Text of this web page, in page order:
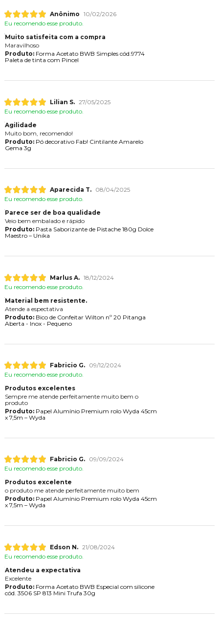
Anônimo 10/02/2026
Eu recomendo esse produto.
Muito satisfeita com a compra
Maravilhoso
Produto:Forma Acetato BWB Simples cód.9774
Paleta de tinta com Pincel
Lilian S. 27/05/2025
Eu recomendo esse produto.
Agilidade
Muito bom, recomendo!
Produto:Pó decorativo Fab! Cintilante Amarelo
Gema 3g
Aparecida T.
08/04/2025
Eu recomendo esse produto.
Parece ser de boa qualidade
Veio bem embalado e rápido
Produto:Pasta Saborizante de Pistache 180g Dolce
Maestro – Unika
Marlus A. 18/12/2024
Eu recomendo esse produto.
Material bem resistente.
Atende a espectativa
Produto:Bico de Confeitar Wilton nº 20 Pitanga
Aberta - Inox - Pequeno
Fabricio G.
09/12/2024
Eu recomendo esse produto.
Produtos excelentes
Sempre me atende perfeitamente muito bem o
produto
Produto:Papel Alumínio Premium rolo Wyda 45cm
x 7,5m – Wyda
Fabricio G.
09/09/2024
Eu recomendo esse produto.
Produtos excelente
o produto me atende perfeitamente muito bem
Produto:Papel Alumínio Premium rolo Wyda 45cm
x 7,5m – Wyda
Edson N. 21/08/2024
Eu recomendo esse produto.
Atendeu a expectativa
Excelente
Produto:Forma Acetato BWB Especial com silicone
cód. 3506 SP 813 Mini Trufa 30g